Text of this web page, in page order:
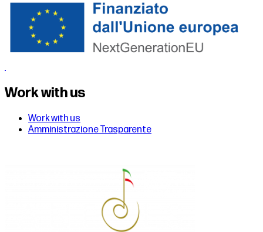
Work with us
Work with us
Amministrazione Trasparente